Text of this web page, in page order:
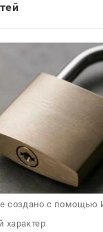
создано с помощью
характер